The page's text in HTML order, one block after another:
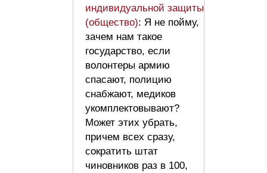
индивидуальной защиты
(общество): Я не пойму,
зачем нам такое
государство, если
волонтеры армию
спасают, полицию
снабжают, медиков
укомплектовывают?
Может этих убрать,
причем всех сразу,
сократить штат
чиновников раз в 100,